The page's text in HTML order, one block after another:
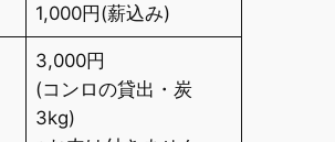
1,000円(薪込み)
3,000円
(コンロの貸出・炭
3kg)